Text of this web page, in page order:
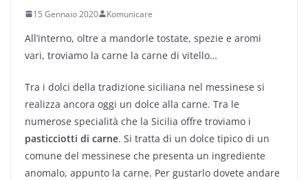
15 Gennaio 2020 Komunicare
All’interno, oltre a mandorle tostate, spezie e aromi
vari, troviamo la carne la carne di vitello…
Tra i dolci della tradizione siciliana nel messinese si
realizza ancora oggi un dolce alla carne. Tra le
numerose specialità che la Sicilia offre troviamo i
pasticciotti di carne. Si tratta di un dolce tipico di un
comune del messinese che presenta un ingrediente
anomalo, appunto la carne. Per gustarlo dovete andare